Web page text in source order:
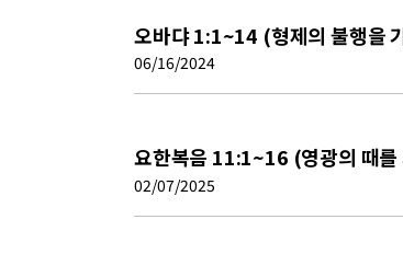
오바댜 1:1~14 (형제의 불행을
06/16/2024
요한복음 11:1~16 (영광의 때를
02/07/2025